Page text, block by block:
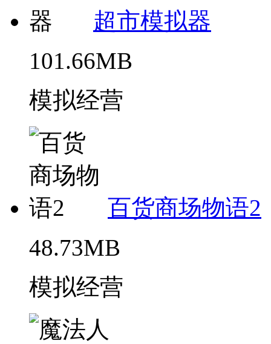
超市模拟器
101.66MB
模拟经营
百货商场物语2
48.73MB
模拟经营